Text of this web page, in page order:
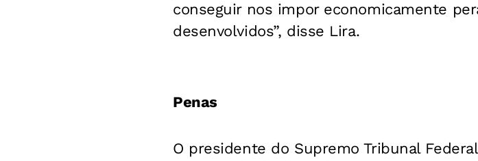
conseguir nos impor economicamente
desenvolvidos”, disse Lira.
Penas
O presidente do Supremo Tribunal